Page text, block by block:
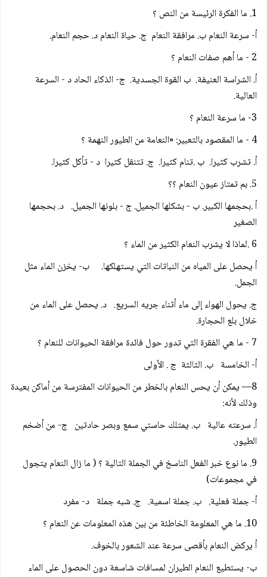
1. ما الفكرة الرئيسة من النص ؟
أ- سرعة النعام ب. مرافقة النعام ج. حياة النعام د. حجم النعام.
2 - ما أهم صفات النعام ؟
أ. الشراسة العنيفة. ب القوة الجسدية. ج- الذكاء الحاد د - السرعة
العالية.
3- ما سرعة النعام ؟
4 - ما المقصود بالتعبير: «النعامة من الطيور النهمة ؟
أ. تشرب كثيرا. ب .تنام كثيرا. ج. تتنقل كثيرا د - تأكل كثيرا.
5. بم تمتاز عيون النعام ؟؟
أ .بحجمها الكبير. ب - بشكلها الجميل. ج - بلونها الجميل. د. بحجمها
الصغير
6 .لماذا لا يشرب النعام الكثير من الماء ؟
أ يحصل على المياه من النباتات التي يستهلكها. ب- يخزن الماء مثل
الجمل.
ج. يحول الهواء إلى ماء أثناء جريه السريع. د. يحصل على الماء من
خلال بلع الحجارة.
7 - ما هي الفقرة التي تدور حول فائدة مرافقة الحيوانات للنعام ؟
أ- الخامسة ب. الثالثة ج . الأولى
8— يمكن أن يحس النعام بالخطر من الحيوانات المفترسة من أماكن بعيدة
وذلك لأنه:
أ. سرعته عالية ب. يمتلك حاستي سمع وبصر حادتين ج- من أضخم
الطيور.
9. ما نوع خبر الفعل الناسخ في الجملة التالية ؟ ( ما زال النعام يتجول
في مجموعات)
أ- جملة فعلية. ب. جملة اسمية. ج. شبه جملة د- مفرد
10. ما هي المعلومة الخاطئة من بين هذه المعلومات عن النعام ؟
أ يركض النعام بأقصى سرعة عند الشعور بالخوف.
ب- يستطيع النعام الطيران لمسافات شاسعة دون الحصول على الماء